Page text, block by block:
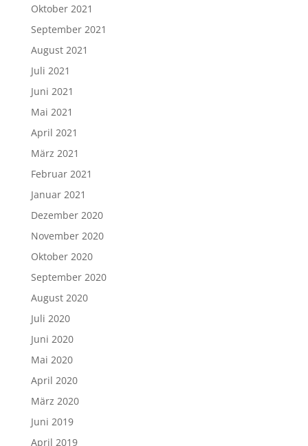
Oktober 2021
September 2021
August 2021
Juli 2021
Juni 2021
Mai 2021
April 2021
März 2021
Februar 2021
Januar 2021
Dezember 2020
November 2020
Oktober 2020
September 2020
August 2020
Juli 2020
Juni 2020
Mai 2020
April 2020
März 2020
Juni 2019
April 2019